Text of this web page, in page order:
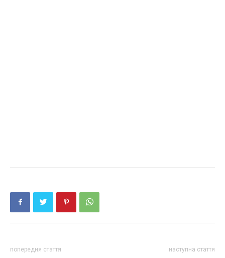
попередня стаття наступна стаття